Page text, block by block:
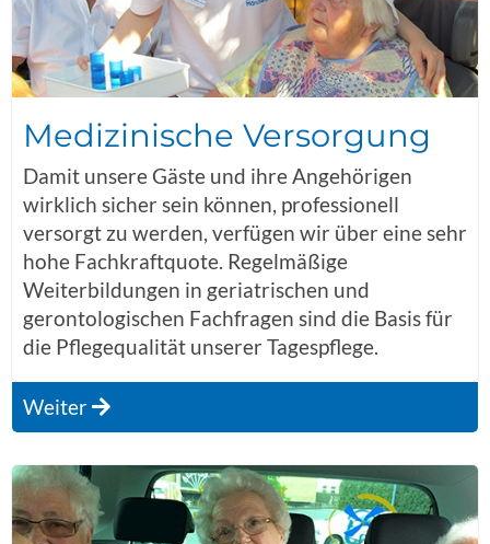
Medizinische Versorgung
Damit unsere Gäste und ihre Angehörigen
wirklich sicher sein können, professionell
versorgt zu werden, verfügen wir über eine sehr
hohe Fachkraftquote. Regelmäßige
Weiterbildungen in geriatrischen und
gerontologischen Fachfragen sind die Basis für
die Pflegequalität unserer Tagespflege.
Weiter